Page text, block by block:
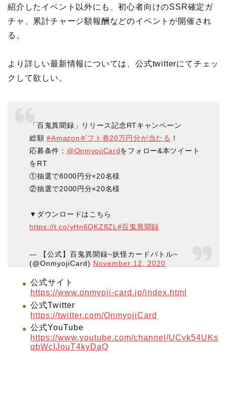
紹介したイベント以外にも、初心者向けのSSR確定ガ
チャ、累計チャージ額報酬などのイベントが開催され
る。
より詳しい最新情報については、公式twitterにてチェッ
クして欲しい。
「百鬼異聞録」リリース記念RTキャンペーン
総額#Amazonギフト券20万円分が当たる ！
応募条件： @OnmyojiCardをフォロー&本ツイート
をRT
①抽選で8000円分×20名様
②抽選で2000円分×20名様
▼ダウンロードはこちら
https://t.co/yHn6QKZ8ZL #百鬼異聞録
— 【公式】百鬼異聞録~妖怪カードバトル~
(@OnmyojiCard) November 12, 2020
公式サイト
https://www.onmyoji-card.jp/index.html
公式Twitter
https://twitter.com/OnmyojiCard
公式YouTube
https://www.youtube.com/channel/UCvk54UKs
qbWcIJouT4kyDaQ